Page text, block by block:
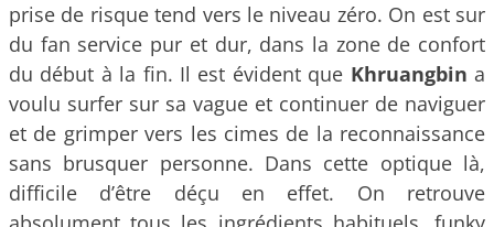
prise de risque tend vers le niveau zéro. On est sur
du fan service pur et dur, dans la zone de confort
du début à la fin. Il est évident que Khruangbin a
voulu surfer sur sa vague et continuer de naviguer
et de grimper vers les cimes de la reconnaissance
sans brusquer personne. Dans cette optique là,
difficile d’être déçu en effet. On retrouve